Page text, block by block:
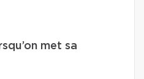
met sa